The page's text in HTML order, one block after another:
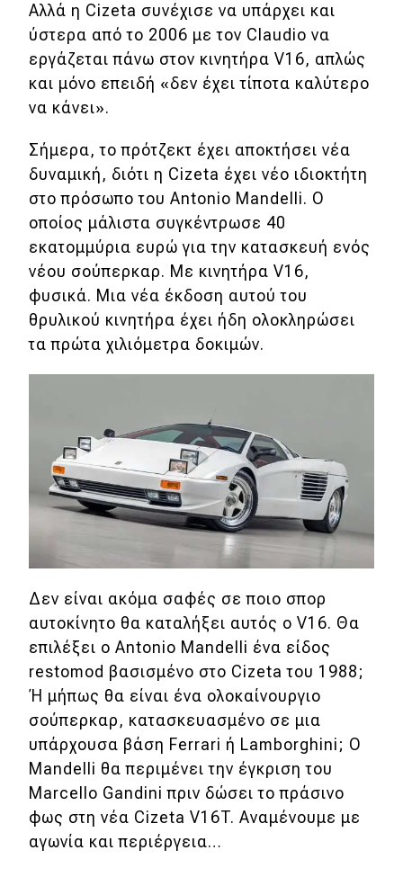
Αλλά η Cizeta συνέχισε να υπάρχει και
ύστερα από το 2006 με τον Claudio να
εργάζεται πάνω στον κινητήρα V16, απλώς
και μόνο επειδή «δεν έχει τίποτα καλύτερο
να κάνει».
Σήμερα, το πρότζεκτ έχει αποκτήσει νέα
δυναμική, διότι η Cizeta έχει νέο ιδιοκτήτη
στο πρόσωπο του Antonio Mandelli. Ο
οποίος μάλιστα συγκέντρωσε 40
εκατομμύρια ευρώ για την κατασκευή ενός
νέου σούπερκαρ. Με κινητήρα V16,
φυσικά. Μια νέα έκδοση αυτού του
θρυλικού κινητήρα έχει ήδη ολοκληρώσει
τα πρώτα χιλιόμετρα δοκιμών.
Δεν είναι ακόμα σαφές σε ποιο σπορ
αυτοκίνητο θα καταλήξει αυτός ο V16. Θα
επιλέξει ο Antonio Mandelli ένα είδος
restomod βασισμένο στο Cizeta του 1988;
Ή μήπως θα είναι ένα ολοκαίνουργιο
σούπερκαρ, κατασκευασμένο σε μια
υπάρχουσα βάση Ferrari ή Lamborghini; Ο
Mandelli θα περιμένει την έγκριση του
Marcello Gandini πριν δώσει το πράσινο
φως στη νέα Cizeta V16T. Αναμένουμε με
αγωνία και περιέργεια…